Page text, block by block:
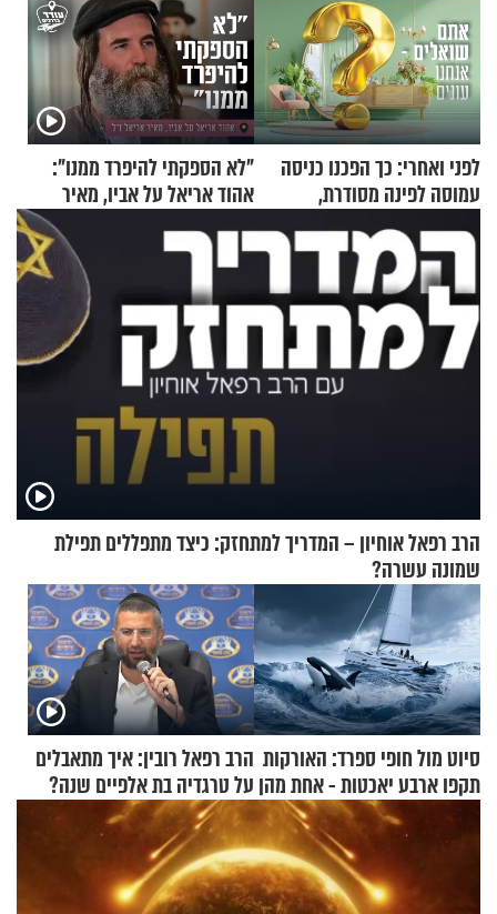
לפני ואחרי: כך הפכנו כניסה
עמוסה לפינה מסודרת,
שימושית ומזמינה
"לא הספקתי להיפרד ממנו":
אהוד אריאל על אביו, מאיר
הרב רפאל אוחיון – המדריך למתחזק: כיצד מתפללים תפילת
שמונה עשרה?
סיוט מול חופי ספרד: האורקות
תקפו ארבע יאכטות - אחת מהן
הרב רפאל רובין: איך מתאבלים
על טרגדיה בת אלפיים שנה?